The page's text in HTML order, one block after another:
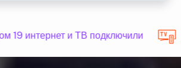
19 интернет и ТВ подключили